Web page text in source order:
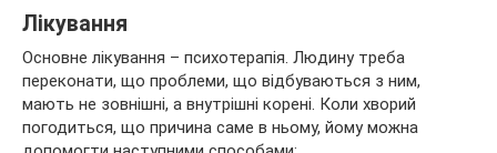
Лікування
Основне лікування – психотерапія. Людину треба
переконати, що проблеми, що відбуваються з ним,
мають не зовнішні, а внутрішні корені. Коли хворий
погодиться, що причина саме в ньому, йому можна